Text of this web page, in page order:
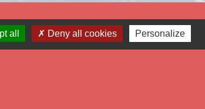
Liens
all Deny all cookies Personalize